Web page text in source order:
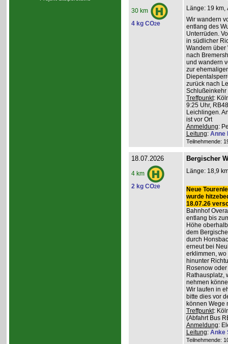
30 km
4 kg CO2e
Länge: 19 km,
Wir wandern
entlang des
Unterrüden.
in südlicher
Wandern über
nach
und wandern
zur
zurück nach
Schlußeinkehr
Treffpunkt:
9:25 Uhr,
Leichlingen.
ist vor Ort
Anmeldung:
Leitung: Anne
Teilnehmende:
18.07.2026
4 km
2 kg CO2e
Bergischer
Länge: 18,9
Neue
wurde
18.07.26
Bahnhof
entlang bis
Höhe
dem
durch
erneut bei
erklimmen,
hinunter
Rosenow
Rathausplatz,
nehmen
Wir laufen in
bitte dies vor
können Wege
Treffpunkt:
(Abfahrt Bus
Anmeldung:
Leitung: Anke
Teilnehmende: